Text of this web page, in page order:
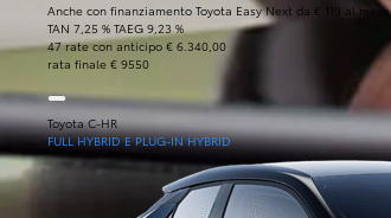
Anche con finanziamento Toyota Easy Next da € 119 al mese
TAN 7,25 % TAEG 9,23 %
47 rate con anticipo € 6.340,00
rata finale € 9550
Toyota C-HR
FULL HYBRID E PLUG-IN HYBRID